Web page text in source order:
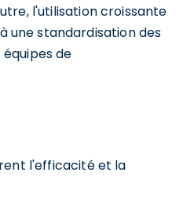
l'utilisation croissante
une standardisation des
de
l'efficacité et la